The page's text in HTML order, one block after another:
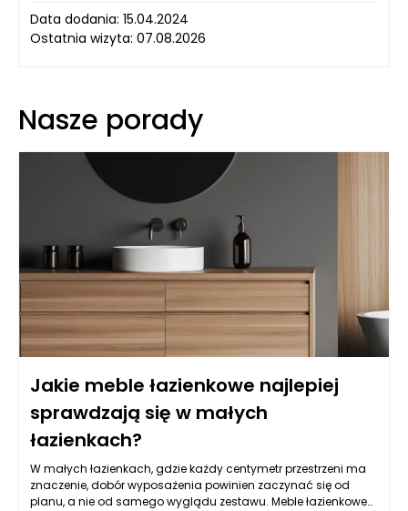
Data dodania: 15.04.2024
Ostatnia wizyta: 07.08.2026
Nasze porady
Jakie meble łazienkowe najlepiej
sprawdzają się w małych
łazienkach?
W małych łazienkach, gdzie każdy centymetr przestrzeni ma
znaczenie, dobór wyposażenia powinien zaczynać się od
planu, a nie od samego wyglądu zestawu. Meble łazienkowe